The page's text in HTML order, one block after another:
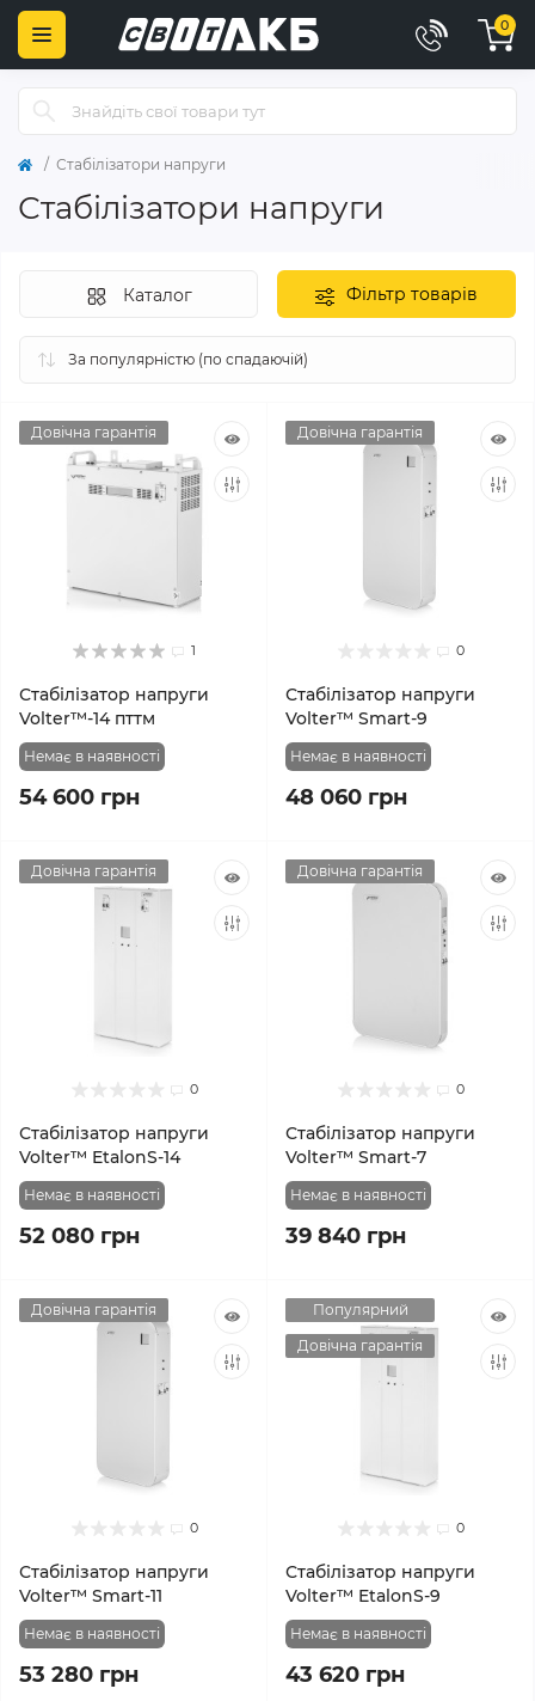
0
Стабілізатори напруги
Стабілізатори напруги
Фільтр товарів
Каталог
Довічна гарантія
1
Стабілізатор напруги
Volter™-14 пттм
Немає в наявності
54 600 грн
Довічна гарантія
0
Стабілізатор напруги
Volter™ Smart-9
Немає в наявності
48 060 грн
Довічна гарантія
0
Стабілізатор напруги
Volter™ EtalonS-14
Немає в наявності
52 080 грн
Довічна гарантія
0
Стабілізатор напруги
Volter™ Smart-7
Немає в наявності
39 840 грн
Довічна гарантія
0
Стабілізатор напруги
Volter™ Smart-11
Немає в наявності
53 280 грн
Популярний
Довічна гарантія
0
Стабілізатор напруги
Volter™ EtalonS-9
Немає в наявності
43 620 грн